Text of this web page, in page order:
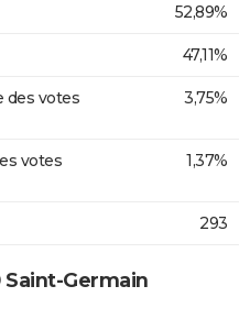
52,89%
47,11%
des votes
3,75%
votes
1,37%
293
Germain